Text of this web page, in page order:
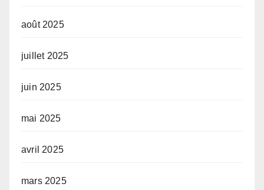
août 2025
juillet 2025
juin 2025
mai 2025
avril 2025
mars 2025